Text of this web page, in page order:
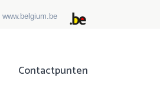
www.belgium.be
Contactpunten